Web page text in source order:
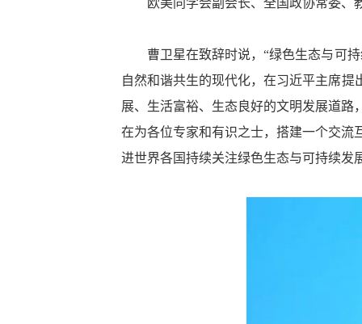
曹卫星在致辞时说，“绿色生态与可持
自然和谐共生的现代化，在习近平主席
展、生活富裕、生态良好的文明发展道
在为各位专家和有识之士，搭建一个交流
进世界各国持续关注绿色生态与可持续发